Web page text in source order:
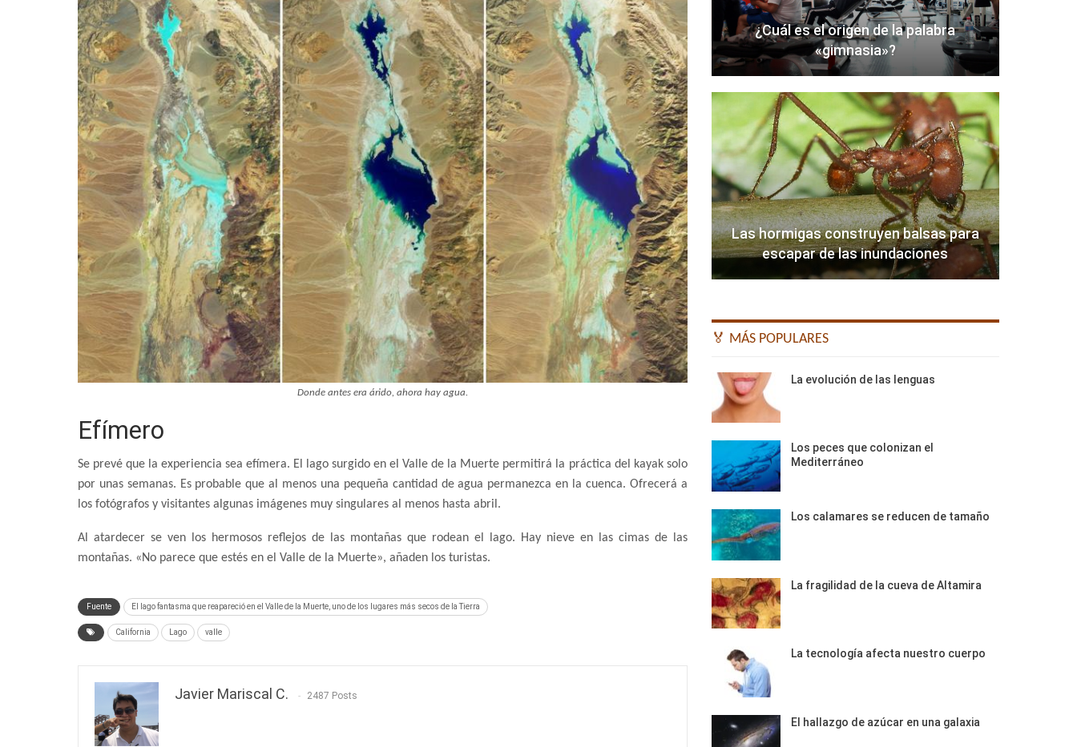
Donde antes era árido, ahora hay agua.
Efímero
Se prevé que la experiencia sea efímera. El lago surgido en el Valle de la Muerte permitirá la práctica del kayak solo
por unas semanas. Es probable que al menos una pequeña cantidad de agua permanezca en la cuenca. Ofrecerá a
los fotógrafos y visitantes algunas imágenes muy singulares al menos hasta abril.
Al atardecer se ven los hermosos reflejos de las montañas que rodean el lago. Hay nieve en las cimas de las
montañas. «No parece que estés en el Valle de la Muerte», añaden los turistas.
Fuente El lago fantasma que reapareció en el Valle de la Muerte, uno de los lugares más secos de la Tierra
California Lago valle
Javier Mariscal C. 2487 Posts
¿Cuál es el origen de la palabra
«gimnasia»?
Las hormigas construyen balsas para
escapar de las inundaciones
🏅 MÁS POPULARES
La evolución de las lenguas
Los peces que colonizan el
Mediterráneo
Los calamares se reducen de tamaño
La fragilidad de la cueva de Altamira
La tecnología afecta nuestro cuerpo
El hallazgo de azúcar en una galaxia